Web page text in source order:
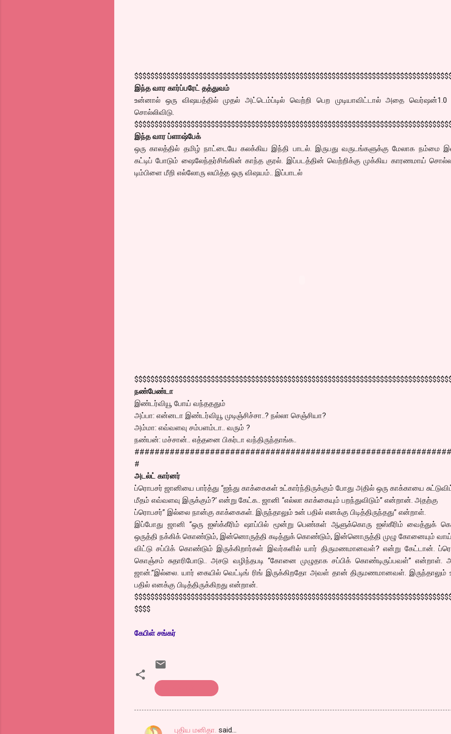
இந்த வார கார்ப்பரேட் தத்துவம்
உன்னால் ஒரு விஷயத்தில் முதல் அட்டெம்ப்டில் வெற்றி பெற முடியாவிட்டால் அதை வெர்ஷன்1.0
சொல்லிவிடு.
இந்த வார ப்ளாஷ்பேக்
ஒரு காலத்தில் தமிழ் நாட்டையே கலக்கிய இந்தி பாடல். இருபது வருடங்களுக்கு மேலாக நம்மை
கட்டிப் போடும் ஷைலேந்தர்சிங்கின் காந்த குரல். இப்படத்தின் வெற்றிக்கு முக்கிய காரணமாய்
டிம்பிளை மீறி எல்லோரு லயித்த ஒரு விஷயம்.. இப்பாடல்
நண்பேண்டா
இண்டர்வியூ போய் வந்தததும்
அப்பா: என்னடா இண்டர்வியூ முடிஞ்சிச்சா..? நல்லா செஞ்சியா?
அம்மா: எவ்வளவு சம்பளம்டா.. வரும் ?
நண்பன்: மச்சான்.. எத்தனை பிகர்டா வந்திருந்தாங்க..
#
அடல்ட் கார்னர்
ப்ரொபசர் ஜானியை பார்த்து “ஐந்து காக்கைகள் உட்கார்ந்திருக்கும் போது அதில் ஒரு காக்காயை
மீதம் எவ்வளவு இருக்கும்?’ என்று கேட்க.. ஜானி “எல்லா காக்கையும் பறந்துவிடும்” என்றான். அதற்கு
ப்ரொபசர்” இல்லை நான்கு காக்கைகள். இருந்தாலும் உன் பதில் எனக்கு பிடித்திருந்தது” என்றாள்.
இப்போது ஜானி “ஒரு ஐஸ்க்கீரிம் ஷாப்பில் மூன்று பெண்கள் ஆளுக்கொரு ஐஸ்கீரிம் வைத்துக்
ஒருத்தி நக்கிக் கொண்டும், இன்னொருத்தி கடித்துக் கொண்டும், இன்னொருத்தி முழு கோனையும்
விட்டு சப்பிக் கொண்டும் இருக்கிறார்கள் இவர்களில் யார் திருமணமானவள்? என்று கேட்டான்.
கொஞ்சம் சுதாரிபோடு.. அசடு வழிந்தபடி “கோனை முழுதாக சப்பிக் கொண்டிருப்பவள்” என்றாள்.
ஜான்.”இல்லை. யார் கையில் வெட்டிங் ரிங் இருக்கிறதோ அவள் தான் திருமணமானவள். இருந்தாலும்
பதில் எனக்கு பிடித்திருக்கிறது என்றான்.
$$$$
கேபிள் சங்கர்
புதிய மனிதா. said…